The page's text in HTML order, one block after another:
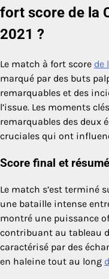
fort score de la
2021 ?
Le match à fort score de
marqué par des buts
remarquables et des
l’issue. Les moments
remarquables des deux
cruciales qui ont
Score final et
Le match s’est terminé
une bataille intense
montré une puissance
contribuant au tableau
caractérisé par des
en haleine tout au long